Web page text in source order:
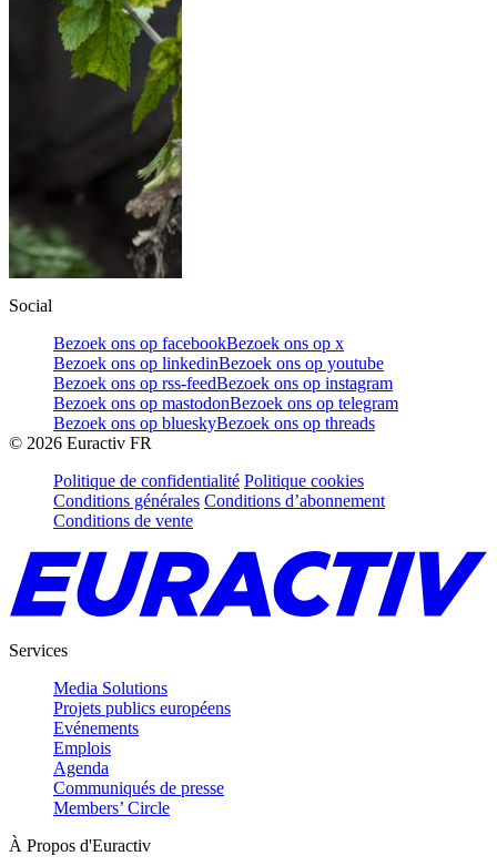
Social
Bezoek ons op facebookBezoek ons op x
Bezoek ons op linkedinBezoek ons op youtube
Bezoek ons op rss-feedBezoek ons op instagram
Bezoek ons op mastodonBezoek ons op telegram
Bezoek ons op blueskyBezoek ons op threads
© 2026 Euractiv FR
Politique de confidentialité Politique cookies
Conditions générales Conditions d’abonnement
Conditions de vente
Services
Media Solutions
Projets publics européens
Evénements
Emplois
Agenda
Communiqués de presse
Members’ Circle
À Propos d'Euractiv